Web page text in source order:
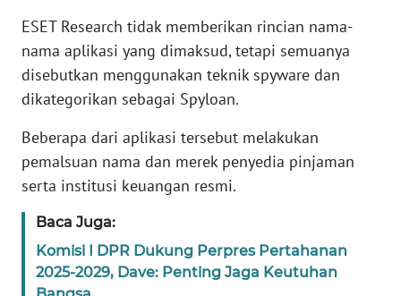
ESET Research tidak memberikan rincian nama-
nama aplikasi yang dimaksud, tetapi semuanya
disebutkan menggunakan teknik spyware dan
dikategorikan sebagai Spyloan.
Beberapa dari aplikasi tersebut melakukan
pemalsuan nama dan merek penyedia pinjaman
serta institusi keuangan resmi.
Baca Juga:
Komisi I DPR Dukung Perpres Pertahanan
2025-2029, Dave: Penting Jaga Keutuhan
PEDOMAN
MEDIA
SIBER
KARIR
DISCLAIMER
Wahana
Regional